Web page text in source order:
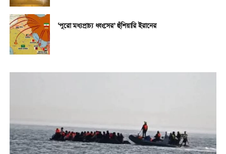
‘পুরো মধ্যপ্রাচ্য ধ্বংসের’ হুঁশিয়ারি ইরানের